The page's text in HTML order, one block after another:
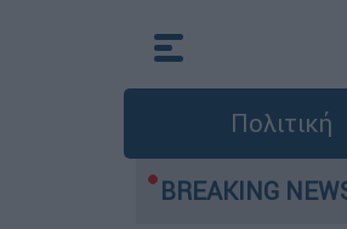
Πολιτική
BREAKING
- Ολοκληρώθηκαν 325